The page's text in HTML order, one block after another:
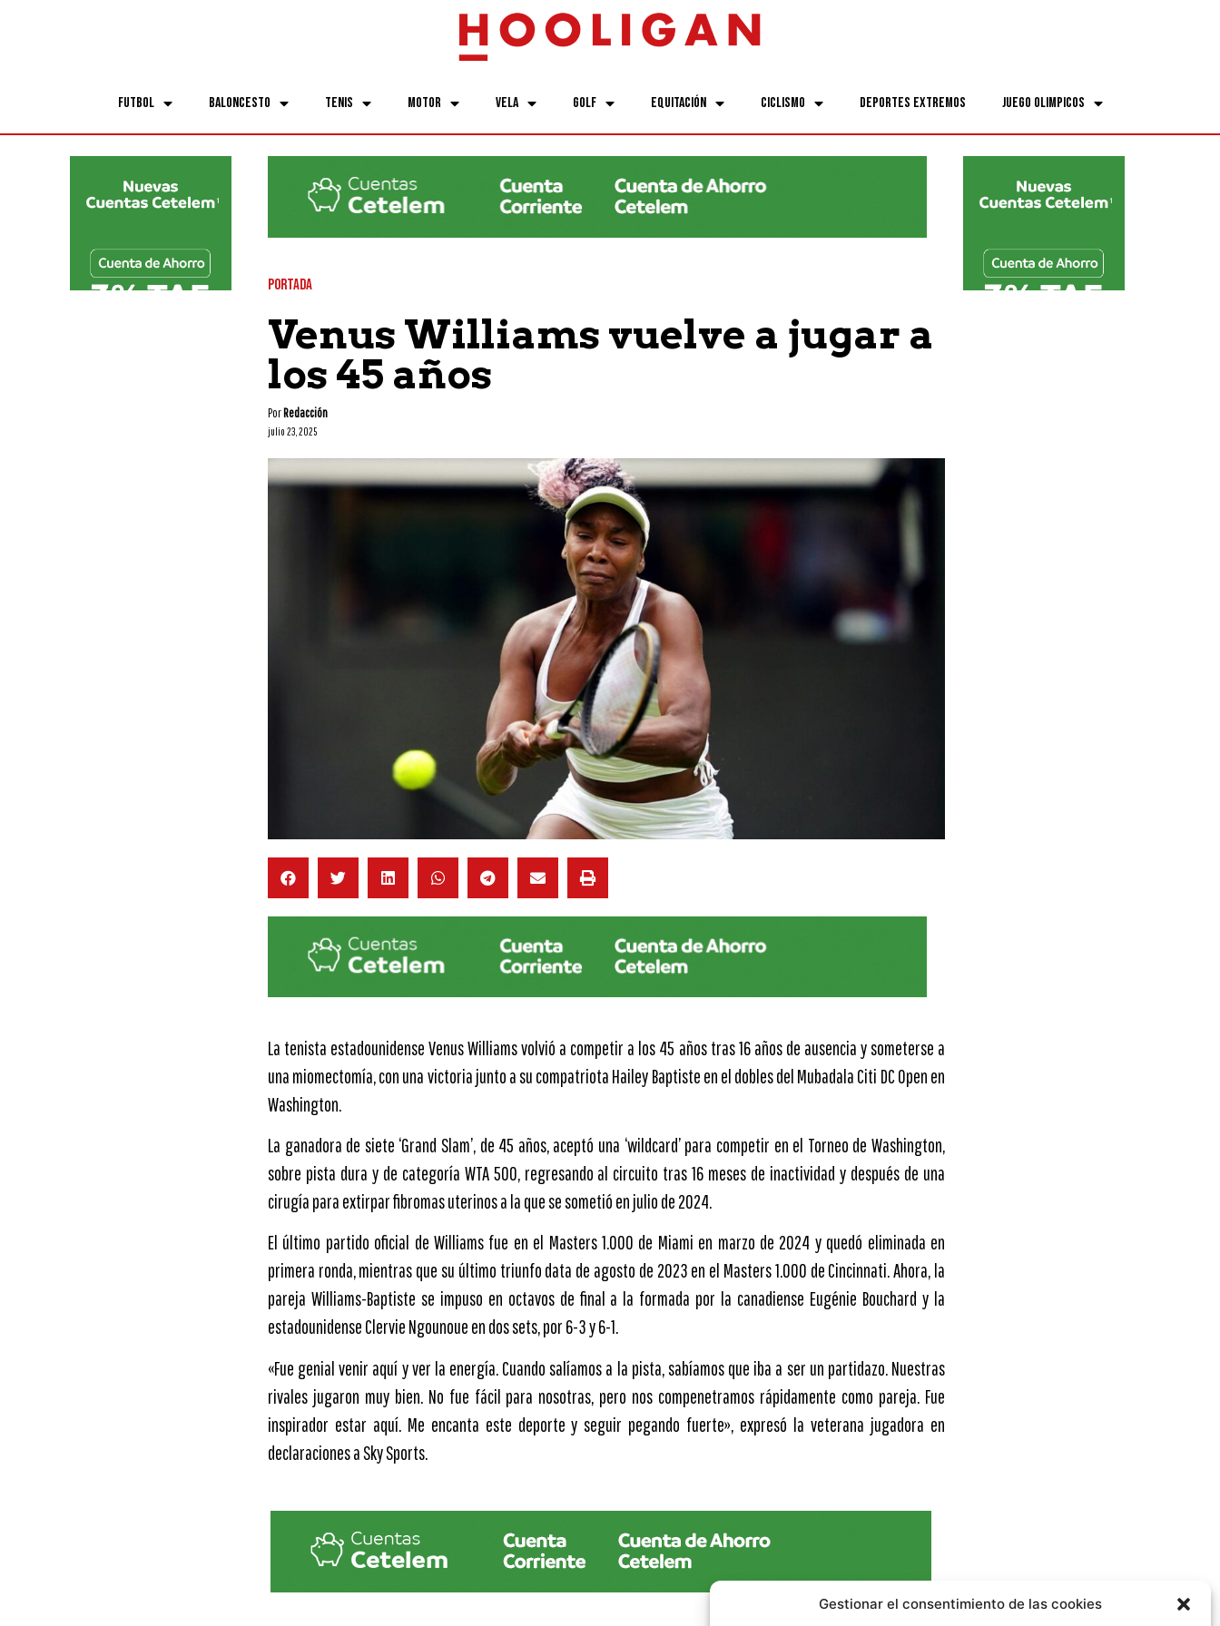
Gestionar el consentimiento de las cookies
Futbol Baloncesto Tenis Motor Vela Golf Equitación Ciclismo Deportes Extremos Juego Olimpicos
PORTADA
Venus Williams vuelve a jugar a
los 45 años
PorRedacción
julio 23, 2025
La tenista estadounidense Venus Williams volvió a competir a los 45 años tras 16 años de ausencia y someterse a
una miomectomía, con una victoria junto a su compatriota Hailey Baptiste en el dobles del Mubadala Citi DC Open en
Washington.
La ganadora de siete ‘Grand Slam’, de 45 años, aceptó una ‘wildcard’ para competir en el Torneo de Washington,
sobre pista dura y de categoría WTA 500, regresando al circuito tras 16 meses de inactividad y después de una
cirugía para extirpar fibromas uterinos a la que se sometió en julio de 2024.
El último partido oficial de Williams fue en el Masters 1.000 de Miami en marzo de 2024 y quedó eliminada en
primera ronda, mientras que su último triunfo data de agosto de 2023 en el Masters 1.000 de Cincinnati. Ahora, la
pareja Williams-Baptiste se impuso en octavos de final a la formada por la canadiense Eugénie Bouchard y la
estadounidense Clervie Ngounoue en dos sets, por 6-3 y 6-1.
«Fue genial venir aquí y ver la energía. Cuando salíamos a la pista, sabíamos que iba a ser un partidazo. Nuestras
rivales jugaron muy bien. No fue fácil para nosotras, pero nos compenetramos rápidamente como pareja. Fue
inspirador estar aquí. Me encanta este deporte y seguir pegando fuerte», expresó la veterana jugadora en
declaraciones a Sky Sports.